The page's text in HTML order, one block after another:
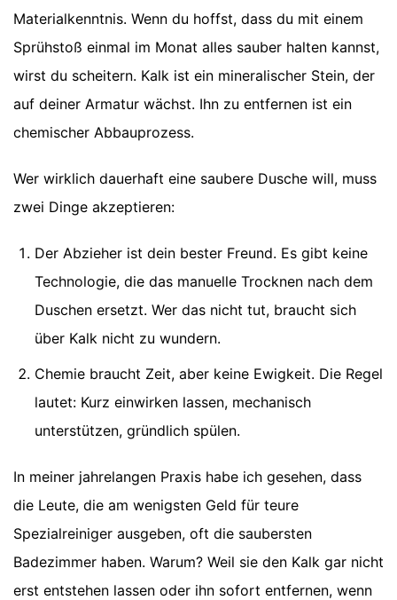
Materialkenntnis. Wenn du hoffst, dass du mit einem
Sprühstoß einmal im Monat alles sauber halten kannst,
wirst du scheitern. Kalk ist ein mineralischer Stein, der
auf deiner Armatur wächst. Ihn zu entfernen ist ein
chemischer Abbauprozess.
Wer wirklich dauerhaft eine saubere Dusche will, muss
zwei Dinge akzeptieren:
Der Abzieher ist dein bester Freund. Es gibt keine
Technologie, die das manuelle Trocknen nach dem
Duschen ersetzt. Wer das nicht tut, braucht sich
über Kalk nicht zu wundern.
Chemie braucht Zeit, aber keine Ewigkeit. Die Regel
lautet: Kurz einwirken lassen, mechanisch
unterstützen, gründlich spülen.
In meiner jahrelangen Praxis habe ich gesehen, dass
die Leute, die am wenigsten Geld für teure
Spezialreiniger ausgeben, oft die saubersten
Badezimmer haben. Warum? Weil sie den Kalk gar nicht
erst entstehen lassen oder ihn sofort entfernen, wenn